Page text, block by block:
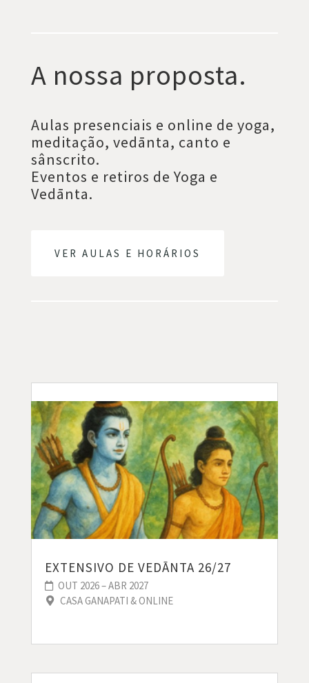
A nossa proposta.
Aulas presenciais e online de yoga,
meditação, vedānta, canto e
sânscrito.
Eventos e retiros de Yoga e
Vedānta.
VER AULAS E HORÁRIOS
EXTENSIVO DE VEDĀNTA 26/27
OUT 2026 – ABR 2027
CASA GANAPATI & ONLINE